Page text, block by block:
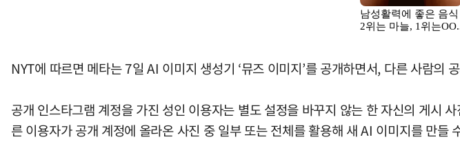
NYT에 따르면 메타는 7일 AI 이미지 생성기 ‘뮤즈 이미지’를 공개하면서, 다른 사람
공개 인스타그램 계정을 가진 성인 이용자는 별도 설정을 바꾸지 않는 한 자신의 게시
른 이용자가 공개 계정에 올라온 사진 중 일부 또는 전체를 활용해 새 AI 이미지를 만들